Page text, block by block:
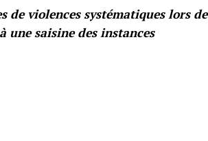
de violences systématiques lors de
une saisine des instances